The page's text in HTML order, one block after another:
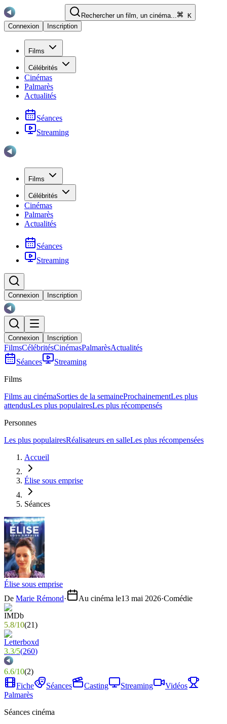
Rechercher un film, un cinéma...
K
Connexion
Inscription
Films
Célébrités
Cinémas
Palmarès
Actualités
Séances
Streaming
Films
Célébrités
Cinémas
Palmarès
Actualités
Séances
Streaming
Connexion Inscription
Connexion Inscription
FilmsCélébritésCinémasPalmarèsActualités
Séances
Streaming
Films
Films au cinémaSorties de la semaineProchainementLes plus
attendusLes plus populairesLes plus récompensés
Personnes
Les plus populairesRéalisateurs en salleLes plus récompensées
Accueil
Élise sous emprise
Séances
Élise sous emprise
De Marie Rémond· Au cinéma le13 mai 2026·Comédie
5.8/10(21)
3.3/5(260)
6.6/10(2)
Fiche
Séances Casting Streaming
Vidéos
Palmarès
Séances cinéma